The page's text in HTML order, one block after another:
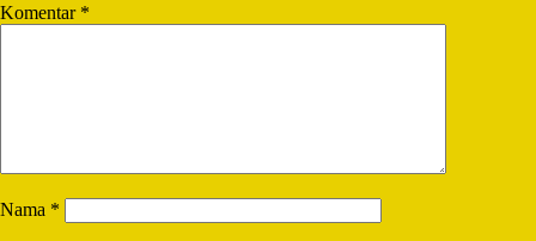
Komentar *
Nama *